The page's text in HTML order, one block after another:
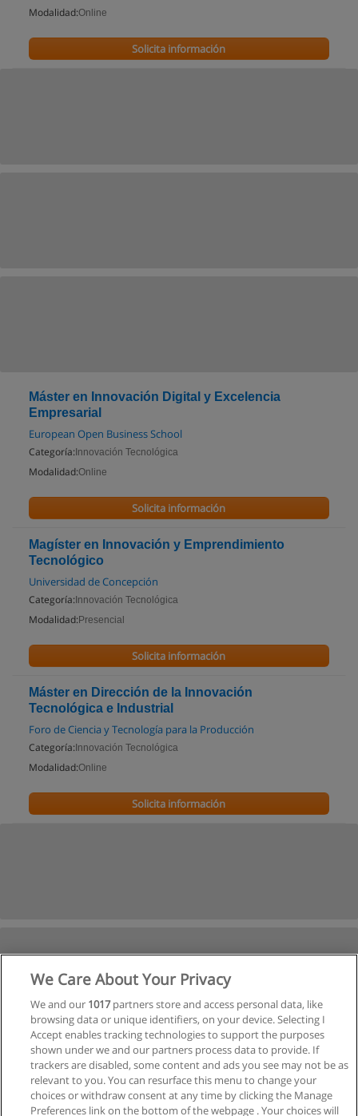
Modalidad:Online
Solicita información
Máster en Innovación Digital y Excelencia
Empresarial
European Open Business School
Categoría: Innovación Tecnológica
Modalidad:Online
Solicita información
Magíster en Innovación y Emprendimiento
Tecnológico
Universidad de Concepción
Categoría: Innovación Tecnológica
Modalidad: Presencial
Solicita información
Máster en Dirección de la Innovación
Tecnológica e Industrial
Foro de Ciencia y Tecnología para la Producción
Categoría: Innovación Tecnológica
Modalidad:Online
Solicita información
We Care About Your Privacy
We and our 1017partners store and access personal data, like
browsing data or unique identifiers, on your device. Selecting I
Accept enables tracking technologies to support the purposes
shown under we and our partners process data to provide. If
trackers are disabled, some content and ads you see may not be as
relevant to you. You can resurface this menu to change your
choices or withdraw consent at any time by clicking the Manage
Preferences link on the bottom of the webpage . Your choices will